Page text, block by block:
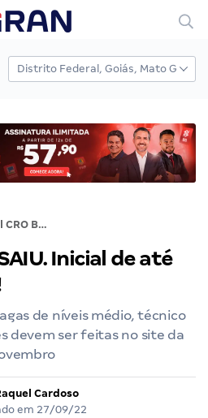
Edital CRO BA: SAIU. Inicial de até R$ 3,1 mil. Veja!
Inicial de até
de níveis médio, técnico
devem ser feitas no site da
Cardoso
em 27/09/22